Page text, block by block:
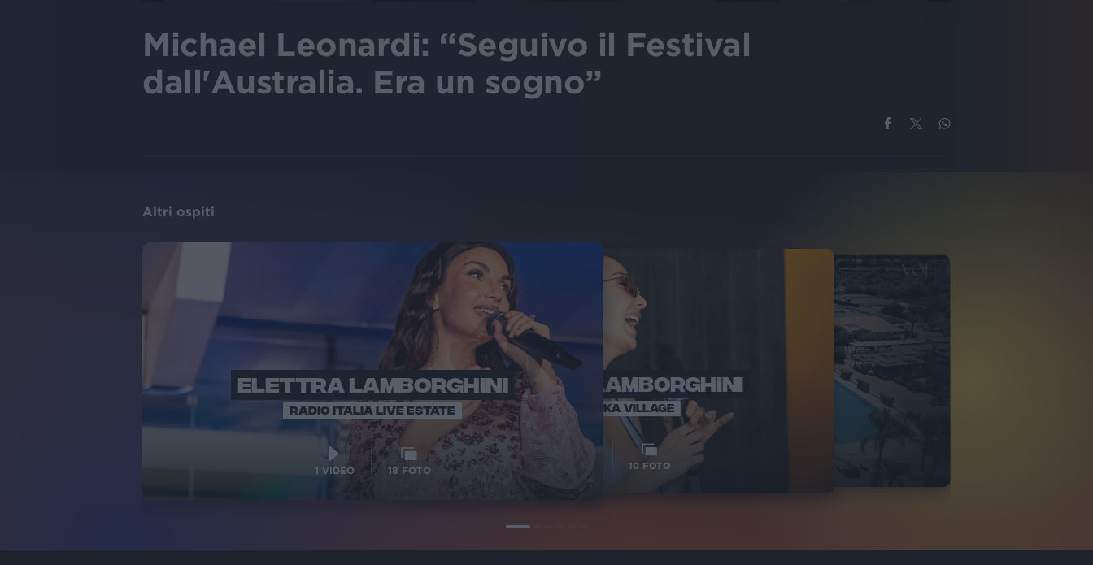
Michael Leonardi: “Seguivo il Festival
dall'Australia. Era un sogno”
Altri ospiti
ELETTRA LAMBORGHINI
RADIO ITALIA LIVE ESTATE
1 VIDEO 18 FOTO
ELETTRA LAMBORGHINI
VOI TANKA VILLAGE
10 FOTO
RADIO ITALIA
VOI TANKA VILLAGE